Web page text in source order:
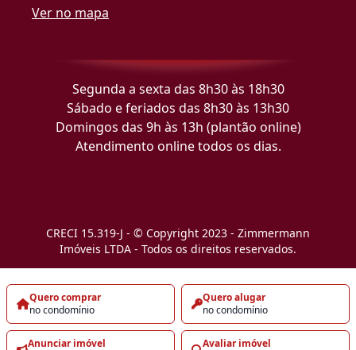
Quero comprar
no condomínio
Quero alugar
no condomínio
Anunciar imóvel
Avaliar imóvel
Ver no mapa
Segunda a sexta das 8h30 às 18h30
Sábado e feriados das 8h30 às 13h30
Domingos das 9h às 13h (plantão online)
Atendimento online todos os dias.
CRECI 15.319-J - © Copyright 2023 - Zimmermann
Imóveis LTDA - Todos os direitos reservados.